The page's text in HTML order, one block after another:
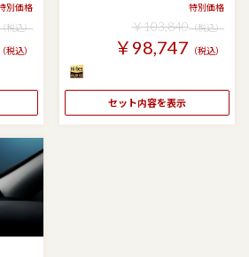
別価格
税込）
（税込）
特別価格
￥103,840（税込）
￥98,747 （税込）
セット内容を表示